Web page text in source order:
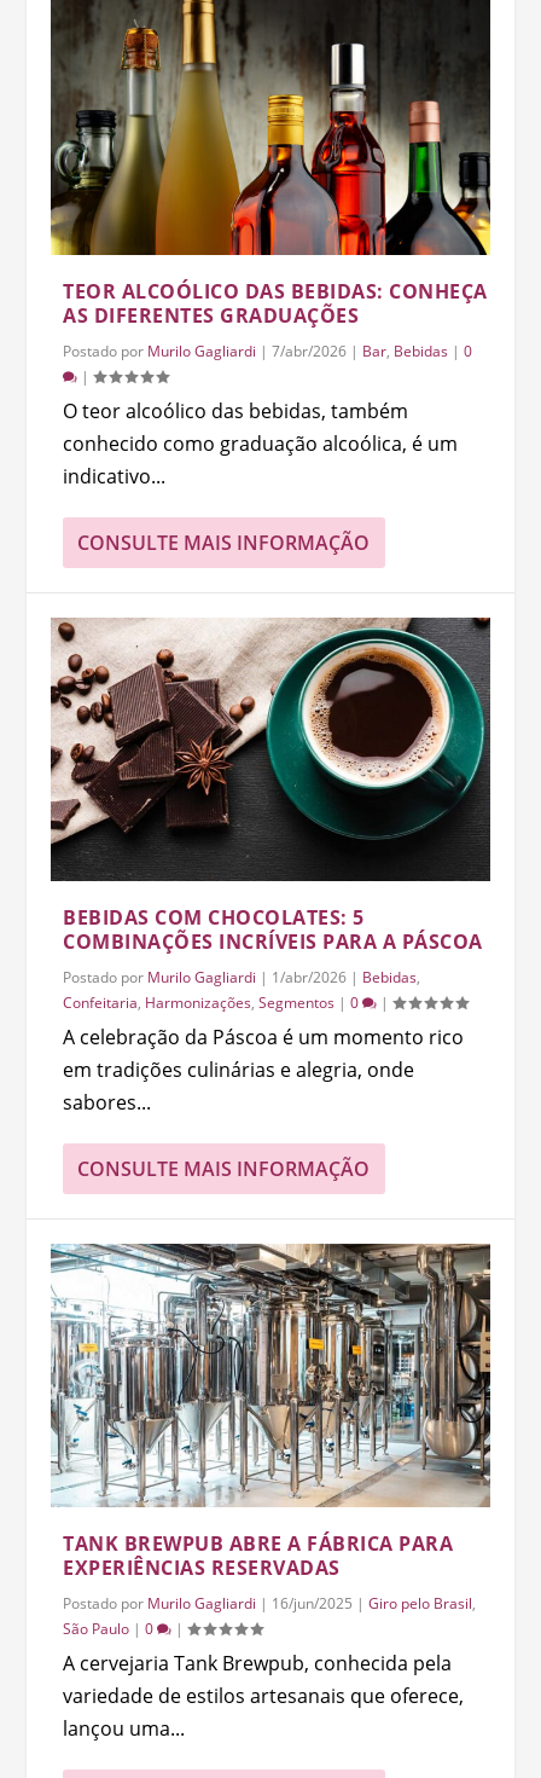
TEOR ALCOÓLICO DAS BEBIDAS: CONHEÇA
AS DIFERENTES GRADUAÇÕES
Postado por Murilo Gagliardi |7/abr/2026 | Bar, Bebidas |0
|
O teor alcoólico das bebidas, também
conhecido como graduação alcoólica, é um
indicativo...
CONSULTE MAIS INFORMAÇÃO
BEBIDAS COM CHOCOLATES: 5
COMBINAÇÕES INCRÍVEIS PARA A PÁSCOA
Postado por Murilo Gagliardi | 1/abr/2026 | Bebidas,
Confeitaria, Harmonizações,Segmentos |0 |
A celebração da Páscoa é um momento rico
em tradições culinárias e alegria, onde
sabores...
CONSULTE MAIS INFORMAÇÃO
TANK BREWPUB ABRE A FÁBRICA PARA
EXPERIÊNCIAS RESERVADAS
Postado por Murilo Gagliardi | 16/jun/2025 |Giro pelo Brasil,
São Paulo |0 |
A cervejaria Tank Brewpub, conhecida pela
variedade de estilos artesanais que oferece,
lançou uma...